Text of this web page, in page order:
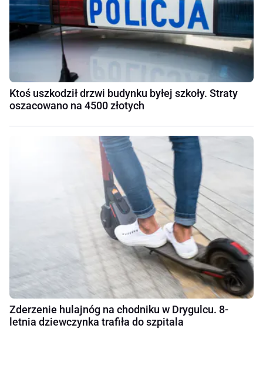
Ktoś uszkodził drzwi budynku byłej szkoły. Straty
oszacowano na 4500 złotych
Zderzenie hulajnóg na chodniku w Drygulcu. 8-
letnia dziewczynka trafiła do szpitala